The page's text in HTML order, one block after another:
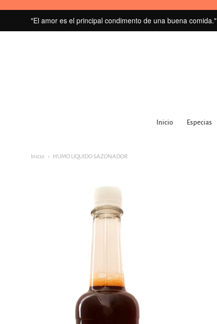
"El amor es el principal condimento de una buena comida."
Menú
Inicio Especias
Inicio HUMO LIQUIDO SAZONADOR